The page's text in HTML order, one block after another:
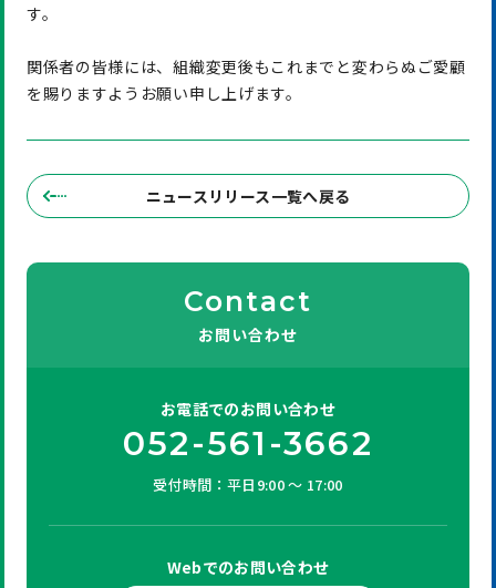
す。
関係者の皆様には、組織変更後もこれまでと変わらぬご愛顧
を賜りますようお願い申し上げます。
ニュースリリース一覧へ戻る
Contact
お問い合わせ
お電話でのお問い合わせ
052-561-3662
受付時間：平日9:00 ～ 17:00
Webでのお問い合わせ